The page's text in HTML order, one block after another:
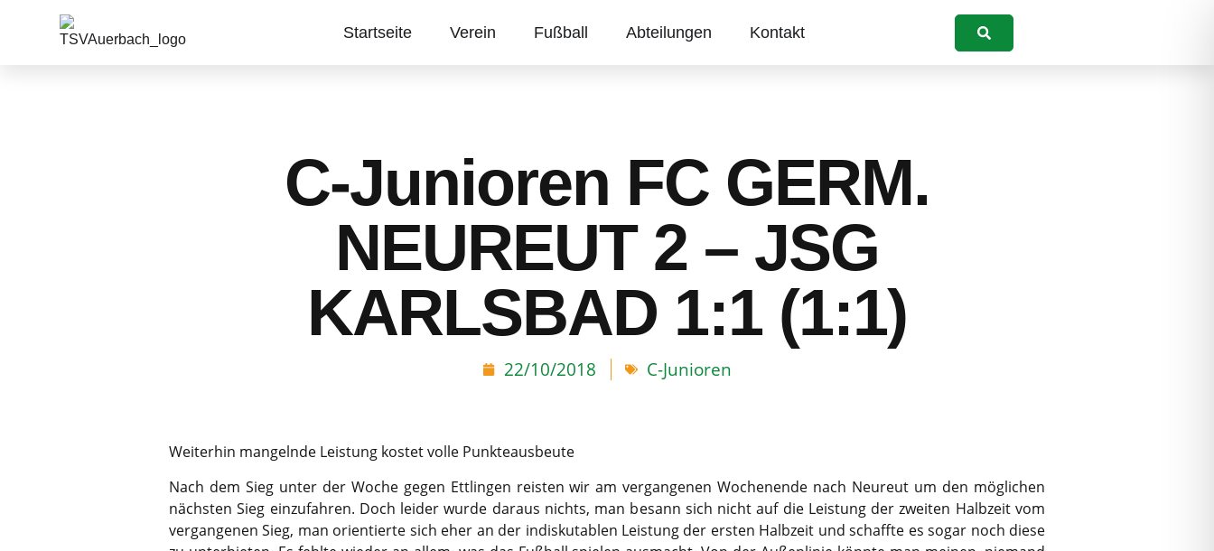
Startseite Verein Fußball Abteilungen Kontakt Suchen
C-Junioren FC GERM.
NEUREUT 2 – JSG
KARLSBAD 1:1 (1:1)
22/10/2018 C-Junioren
Weiterhin mangelnde Leistung kostet volle Punkteausbeute
Nach dem Sieg unter der Woche gegen Ettlingen reisten wir am vergangenen Wochenende nach Neureut um den möglichen
nächsten Sieg einzufahren. Doch leider wurde daraus nichts, man besann sich nicht auf die Leistung der zweiten Halbzeit vom
vergangenen Sieg, man orientierte sich eher an der indiskutablen Leistung der ersten Halbzeit und schaffte es sogar noch diese